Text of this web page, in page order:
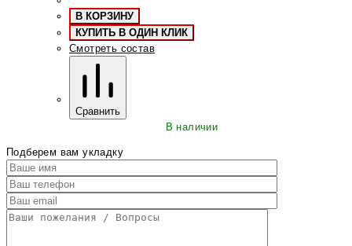
В КОРЗИНУ
КУПИТЬ В ОДИН КЛИК
Смотреть состав
Сравнить
В наличии
Подберем вам укладку